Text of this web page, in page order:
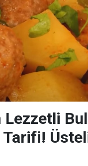
Lezzetli